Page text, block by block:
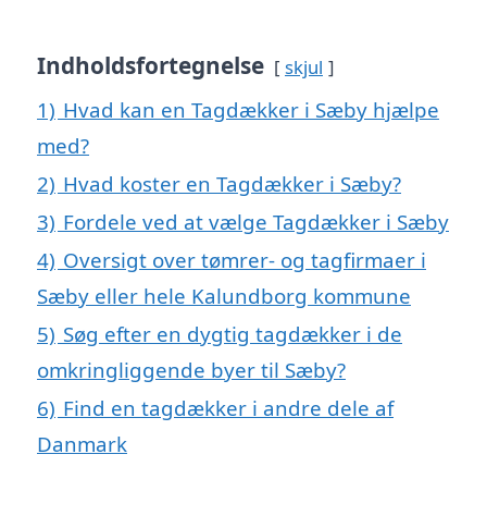
Indholdsfortegnelse skjul
1) Hvad kan en Tagdækker i Sæby hjælpe
med?
2) Hvad koster en Tagdækker i Sæby?
3) Fordele ved at vælge Tagdækker i Sæby
4) Oversigt over tømrer- og tagfirmaer i
Sæby eller hele Kalundborg kommune
5) Søg efter en dygtig tagdækker i de
omkringliggende byer til Sæby?
6) Find en tagdækker i andre dele af
Danmark